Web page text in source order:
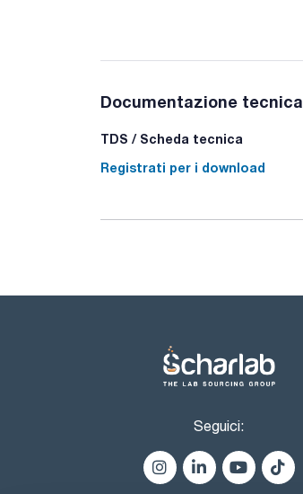
Documentazione tecnica
TDS / Scheda tecnica
Registrati per i download
Seguici: